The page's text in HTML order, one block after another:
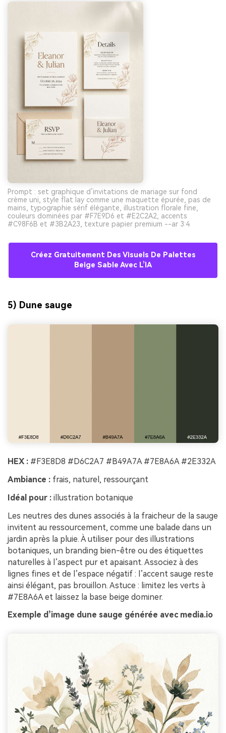
Prompt : set graphique d’invitations de mariage sur fond
crème uni, style flat lay comme une maquette épurée, pas de
mains, typographie sérif élégante, illustration florale fine,
couleurs dominées par #F7E9D6 et #E2C2A2, accents
#C98F6B et #3B2A23, texture papier premium --ar 3:4
Créez Gratuitement Des Visuels De Palettes
Beige Sable Avec L’IA
5) Dune sauge
HEX : #F3E8D8 #D6C2A7 #B49A7A #7E8A6A #2E332A
Ambiance : frais, naturel, ressourçant
Idéal pour : illustration botanique
Les neutres des dunes associés à la fraicheur de la sauge
invitent au ressourcement, comme une balade dans un
jardin après la pluie. À utiliser pour des illustrations
botaniques, un branding bien-être ou des étiquettes
naturelles à l’aspect pur et apaisant. Associez à des
lignes fines et de l’espace négatif : l’accent sauge reste
ainsi élégant, pas brouillon. Astuce : limitez les verts à
#7E8A6A et laissez la base beige dominer.
Exemple d’image dune sauge générée avec media.io